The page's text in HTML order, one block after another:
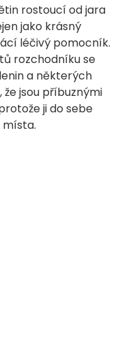
rostoucí od jara
jako krásný
léčivý pomocník.
rozchodníku se
a některých
jsou příbuznými
ji do sebe
místa.